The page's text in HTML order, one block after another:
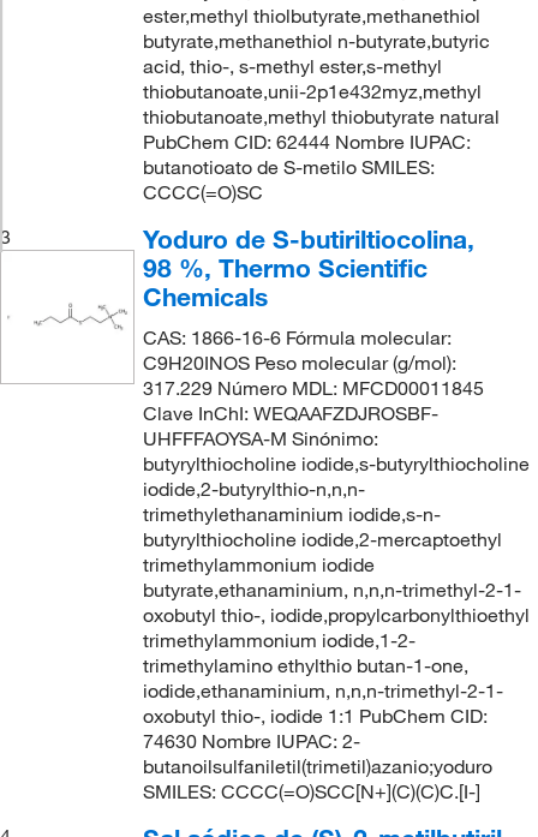
ester,methyl thiolbutyrate,methanethiol
butyrate,methanethiol n-butyrate,butyric
acid, thio-, s-methyl ester,s-methyl
thiobutanoate,unii-2p1e432myz,methyl
thiobutanoate,methyl thiobutyrate natural
PubChem CID: 62444 Nombre IUPAC:
butanotioato de S-metilo SMILES:
CCCC(=O)SC
3
Yoduro de S-butiriltiocolina,
98 %, Thermo Scientific
Chemicals
CAS: 1866-16-6 Fórmula molecular:
C9H20INOS Peso molecular (g/mol):
317.229 Número MDL: MFCD00011845
Clave InChI: WEQAAFZDJROSBF-
UHFFFAOYSA-M Sinónimo:
butyrylthiocholine iodide,s-butyrylthiocholine
iodide,2-butyrylthio-n,n,n-
trimethylethanaminium iodide,s-n-
butyrylthiocholine iodide,2-mercaptoethyl
trimethylammonium iodide
butyrate,ethanaminium, n,n,n-trimethyl-2-1-
oxobutyl thio-, iodide,propylcarbonylthioethyl
trimethylammonium iodide,1-2-
trimethylamino ethylthio butan-1-one,
iodide,ethanaminium, n,n,n-trimethyl-2-1-
oxobutyl thio-, iodide 1:1 PubChem CID:
74630 Nombre IUPAC: 2-
butanoilsulfaniletil(trimetil)azanio;yoduro
SMILES: CCCC(=O)SCC[N+](C)(C)C.[I-]